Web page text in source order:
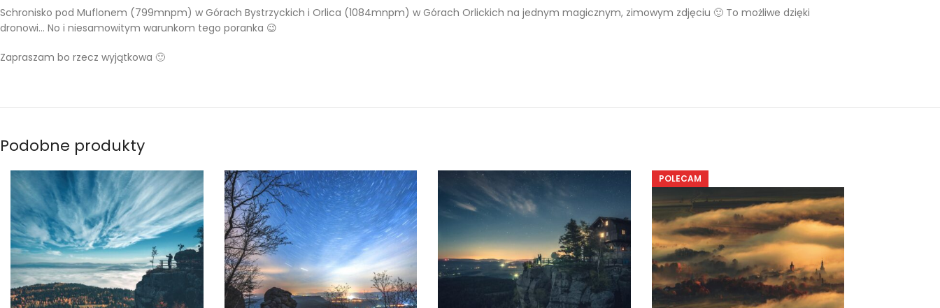
Schronisko pod Muflonem (799mnpm) w Górach Bystrzyckich i Orlica (1084mnpm) w Górach Orlickich na jednym magicznym, zimowym zdjęciu 🙂 To możliwe dzięki
dronowi… No i niesamowitym warunkom tego poranka 😉
Zapraszam bo rzecz wyjątkowa 🙂
Podobne produkty
POLECAM